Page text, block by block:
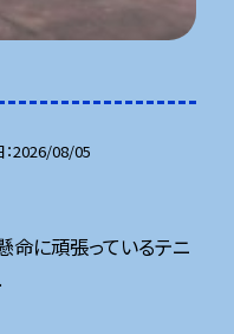
2026/08/05
命に頑張っているテニ